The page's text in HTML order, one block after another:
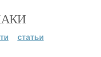
статьи